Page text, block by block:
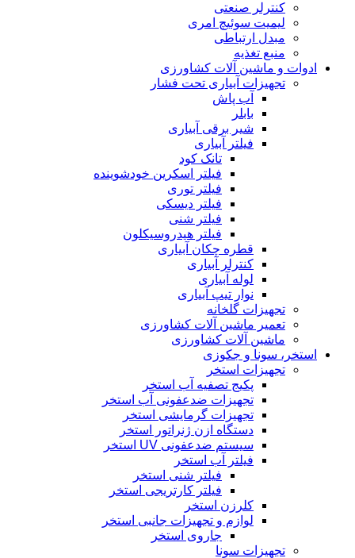
کنترلر صنعتی
لیمیت سوئیچ امری
مبدل ارتباطی
منبع تغذیه
ادوات و ماشین آلات کشاورزی
تجهیزات آبیاری تحت فشار
آب پاش
بابلر
شیر برقی آبیاری
فیلتر آبیاری
تانک کود
فیلتر اسکرین خودشوینده
فیلتر توری
فیلتر دیسکی
فیلتر شنی
فیلتر هیدروسیکلون
قطره چکان آبیاری
کنترلر آبیاری
لوله آبیاری
نوار تیپ آبیاری
تجهیزات گلخانه
تعمیر ماشین آلات کشاورزی
ماشین آلات کشاورزی
استخر، سونا و جکوزی
تجهیزات استخر
پکیج تصفیه آب استخر
تجهیزات ضدعفونی آب استخر
تجهیزات گرمایشی استخر
دستگاه ازن ژنراتور استخر
سیستم ضدعفونی UV استخر
فیلتر آب استخر
فیلتر شنی استخر
فیلتر کارتریجی استخر
کلرزن استخر
لوازم و تجهیزات جانبی استخر
جاروی استخر
تجهیزات سونا